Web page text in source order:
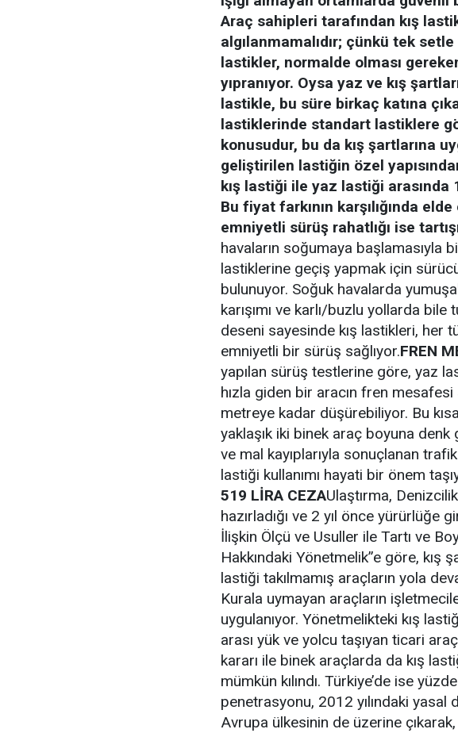
Araç sahipleri tarafından kış
algılanmamalıdır; çünkü tek
lastikler, normalde olması
yıpranıyor. Oysa yaz ve kış
lastikle, bu süre birkaç katına
lastiklerinde standart lastiklere
konusudur, bu da kış şartlarına
geliştirilen lastiğin özel
kış lastiği ile yaz lastiği
Bu fiyat farkının karşılığında
emniyetli sürüş rahatlığı ise
havaların soğumaya başlamasıyla
lastiklerine geçiş yapmak için
bulunuyor. Soğuk havalarda
karışımı ve karlı/buzlu yollarda
deseni sayesinde kış lastikleri, her
emniyetli bir sürüş sağlıyor.FREN
yapılan sürüş testlerine göre, yaz
hızla giden bir aracın fren
metreye kadar düşürebiliyor. Bu
yaklaşık iki binek araç boyuna denk
ve mal kayıplarıyla sonuçlanan trafik
lastiği kullanımı hayati bir önem
519 LİRA CEZAUlaştırma,
hazırladığı ve 2 yıl önce yürürlüğe
İlişkin Ölçü ve Usuller ile Tartı ve
Hakkındaki Yönetmelik”e göre, kış
lastiği takılmamış araçların yola
Kurala uymayan araçların
uygulanıyor. Yönetmelikteki kış
arası yük ve yolcu taşıyan ticari
kararı ile binek araçlarda da kış
mümkün kılındı. Türkiye’de ise
penetrasyonu, 2012 yılındaki
Avrupa ülkesinin de üzerine